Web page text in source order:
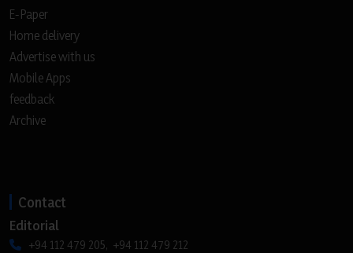
E-Paper
Home delivery
Advertise with us
Mobile Apps
feedback
Archive
Contact
Editorial
+94 112 479 205, +94 112 479 212